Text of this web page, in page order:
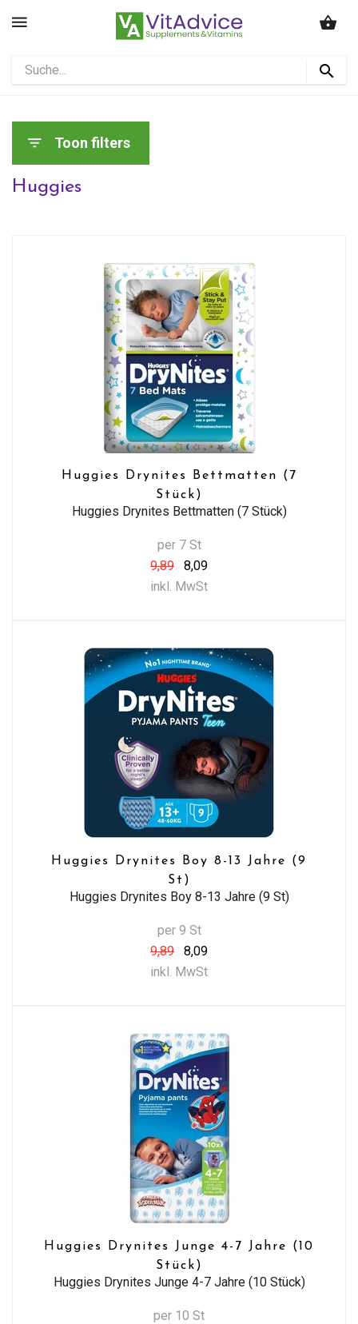
Toon filters
Huggies
Huggies Drynites Bettmatten (7
Stück)
Huggies Drynites Bettmatten (7 Stück)
per 7 St
9,89
8,09
inkl. MwSt
Huggies Drynites Boy 8-13 Jahre (9
St)
Huggies Drynites Boy 8-13 Jahre (9 St)
per 9 St
9,89
8,09
inkl. MwSt
Huggies Drynites Junge 4-7 Jahre (10
Stück)
Huggies Drynites Junge 4-7 Jahre (10 Stück)
per 10 St